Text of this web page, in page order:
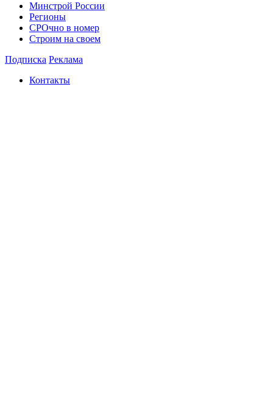
Минстрой России
Регионы
СРОчно в номер
Строим на своем
Подписка Реклама
Контакты